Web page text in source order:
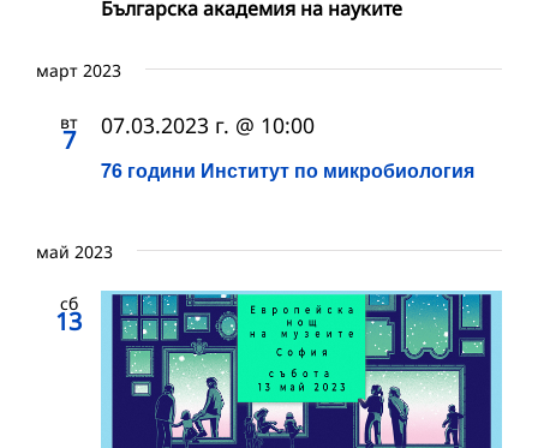
Българска академия на науките
март 2023
вт
7
76 години Институт по микробиология
07.03.2023 г. @ 10:00
май 2023
сб
13